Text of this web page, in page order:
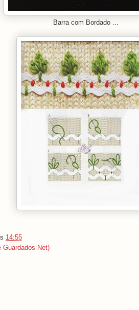
Barra com Bordado ...
14:55
Guardados Net)